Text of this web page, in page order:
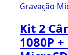
Kit 2
1080P